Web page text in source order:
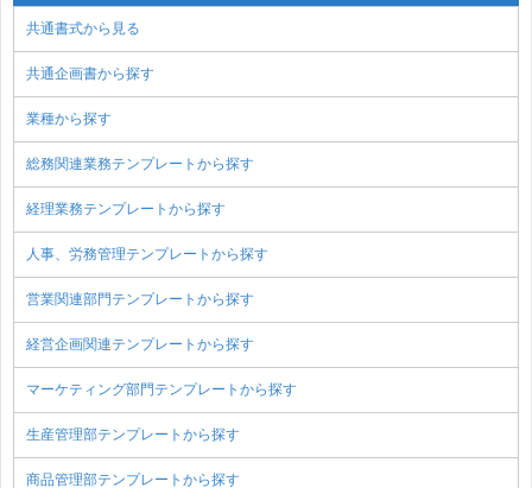
共通書式から見る
共通企画書から探す
業種から探す
総務関連業務テンプレートから探す
経理業務テンプレートから探す
人事、労務管理テンプレートから探す
営業関連部門テンプレートから探す
経営企画関連テンプレートから探す
マーケティング部門テンプレートから探す
生産管理部テンプレートから探す
商品管理部テンプレートから探す